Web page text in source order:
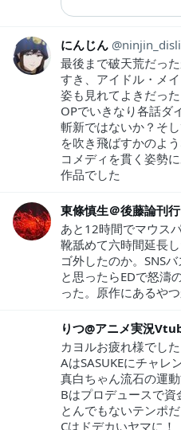
にんじん
最後まで破天荒だっ
すき、アイドル・メ
姿も見れてよきだった
OPでいきなり各話ダ
斬新ではないか？そ
を吹き飛ばすかのよ
コメディを貫く姿勢
作品でした
東條慎生＠後藤論刊行
あと12時間でマウス
靴舐めて六時間延長
ゴ外したのか。SNS
と思ったらEDで怒濤
った。原作にあるや
りつ@アニメ実況
カヨルお疲れ様でした
AはSASUKEにチャレ
真白ちゃん流石の運
Bはプロデュースで資
とんでもないテンポ
Cはドデカいヤマに！